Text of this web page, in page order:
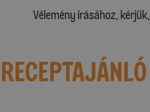
Vélemény írásához, kérjük,
RECEPTAJÁNLÓ